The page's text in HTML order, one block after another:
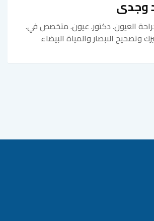
وجدى
العيون. دكتور. عيون. متخصص في.
وتصحيح الابصار والمياة البيضاء